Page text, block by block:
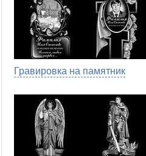
Гравировка на памятник